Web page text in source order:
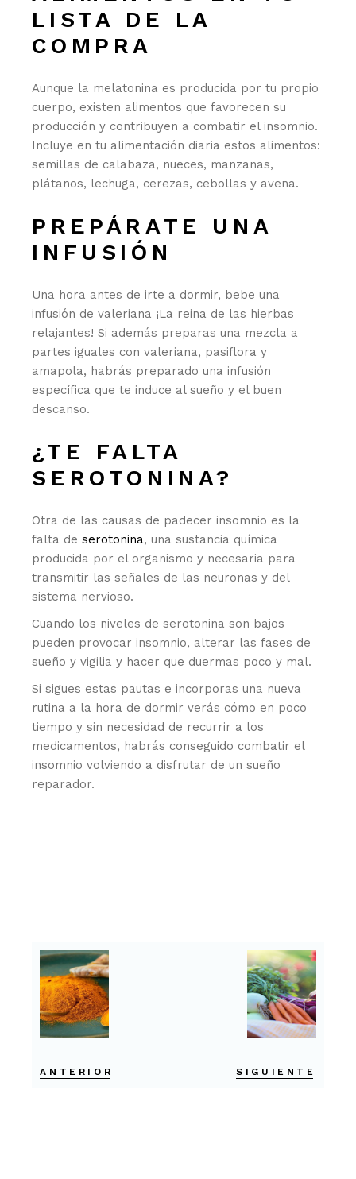
LISTA DE LA
COMPRA
Aunque la melatonina es producida por tu propio
cuerpo, existen alimentos que favorecen su
producción y contribuyen a combatir el insomnio.
Incluye en tu alimentación diaria estos alimentos:
semillas de calabaza, nueces, manzanas,
plátanos, lechuga, cerezas, cebollas y avena.
PREPÁRATE UNA
INFUSIÓN
Una hora antes de irte a dormir, bebe una
infusión de valeriana ¡La reina de las hierbas
relajantes! Si además preparas una mezcla a
partes iguales con valeriana, pasiflora y
amapola, habrás preparado una infusión
específica que te induce al sueño y el buen
descanso.
¿TE FALTA
SEROTONINA?
Otra de las causas de padecer insomnio es la
falta deserotonina, una sustancia química
producida por el organismo y necesaria para
transmitir las señales de las neuronas y del
sistema nervioso.
Cuando los niveles de serotonina son bajos
pueden provocar insomnio, alterar las fases de
sueño y vigilia y hacer que duermas poco y mal.
Si sigues estas pautas e incorporas una nueva
rutina a la hora de dormir verás cómo en poco
tiempo y sin necesidad de recurrir a los
medicamentos, habrás conseguido combatir el
insomnio volviendo a disfrutar de un sueño
reparador.
ANTERIOR SIGUIENTE